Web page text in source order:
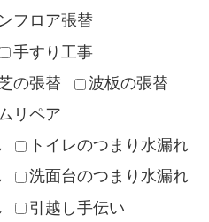
フロア張替
手すり工事
の張替
波板の張替
リペア
トイレのつまり水漏れ
洗面台のつまり水漏れ
引越し手伝い